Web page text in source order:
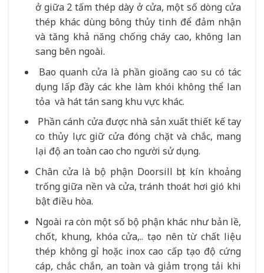
ở giữa 2 tấm thép dày ở cửa, một số dòng cửa
thép khác dùng bông thủy tinh để đảm nhận
và tăng khả năng chống cháy cao, không lan
sang bên ngoài.
Bao quanh cửa là phần gioăng cao su có tác
dụng lấp đầy các khe làm khói không thể lan
tỏa và hát tán sang khu vực khác.
Phần cánh cửa được nhà sản xuất thiết kế tay
co thủy lực giữ cửa đóng chặt và chắc, mang
lại độ an toàn cao cho người sử dụng.
Chân cửa là bộ phận Doorsill bịt kín khoảng
trống giữa nền và cửa, tránh thoát hơi gió khi
bật điều hòa.
Ngoài ra còn một số bộ phận khác như bản lề,
chốt, khung, khóa cửa,.. tạo nên từ chất liệu
thép không gỉ hoặc inox cao cấp tạo độ cứng
cáp, chắc chắn, an toàn và giảm trọng tải khi